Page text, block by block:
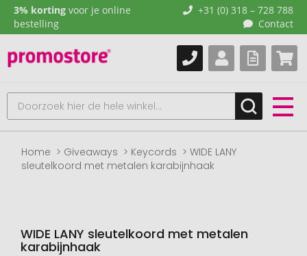
3% korting voor je online
bestelling
+31 (0) 318 – 728 788
Contact
Home Giveaways Keycords
WIDE LANY
sleutelkoord met metalen karabijnhaak
WIDE LANY sleutelkoord met metalen
karabijnhaak